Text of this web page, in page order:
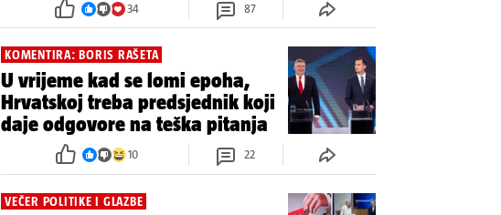
34 87
KOMENTIRA: BORIS RAŠETA
U vrijeme kad se lomi epoha,
Hrvatskoj treba predsjednik koji
daje odgovore na teška pitanja
10 22
VEČER POLITIKE I GLAZBE